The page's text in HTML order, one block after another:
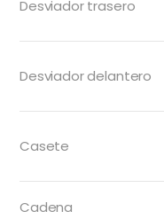
Desviador trasero
Desviador delantero
Casete
Cadena